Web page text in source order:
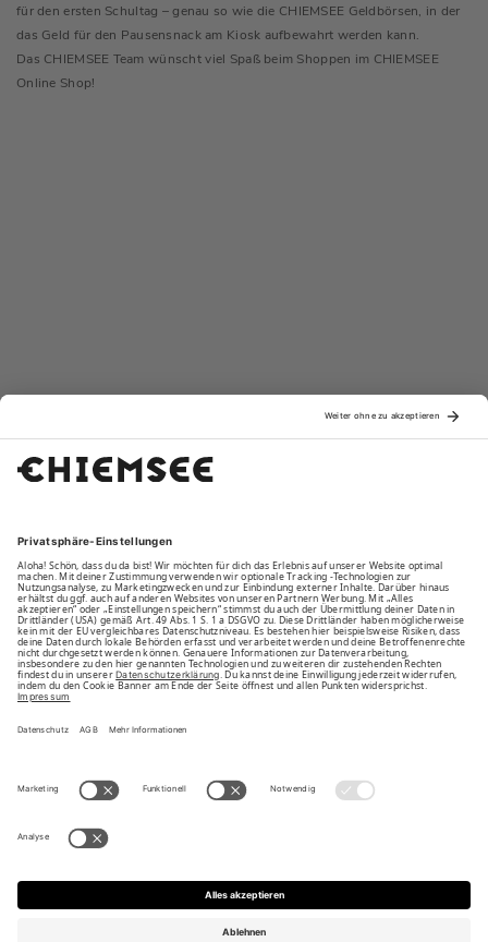
für den ersten Schultag – genau so wie die CHIEMSEE Geldbörsen, in der
das Geld für den Pausensnack am Kiosk aufbewahrt werden kann.
Das CHIEMSEE Team wünscht viel Spaß beim Shoppen im CHIEMSEE
Online Shop!